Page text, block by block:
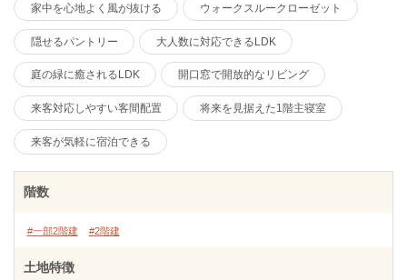
家中を心地よく風が抜ける ウォークスルークローゼット
隠せるパントリー 大人数に対応できるLDK
庭の緑に癒されるLDK 開口窓で開放的なリビング
来客対応しやすい客間配置 将来を見据えた1階主寝室
来客が気軽に宿泊できる
階数
#一部2階建 #2階建
土地特徴